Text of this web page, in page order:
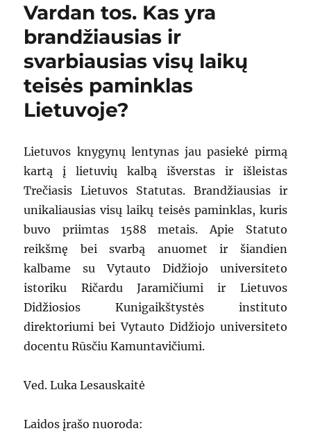
Vardan tos. Kas yra
brandžiausias ir
svarbiausias visų laikų
teisės paminklas
Lietuvoje?
Lietuvos knygynų lentynas jau pasiekė pirmą
kartą į lietuvių kalbą išverstas ir išleistas
Trečiasis Lietuvos Statutas. Brandžiausias ir
unikaliausias visų laikų teisės paminklas, kuris
buvo priimtas 1588 metais. Apie Statuto
reikšmę bei svarbą anuomet ir šiandien
kalbame su Vytauto Didžiojo universiteto
istoriku Ričardu Jaramičiumi ir Lietuvos
Didžiosios Kunigaikštystės instituto
direktoriumi bei Vytauto Didžiojo universiteto
docentu Rūsčiu Kamuntavičiumi.
Ved. Luka Lesauskaitė
Laidos įrašo nuoroda: